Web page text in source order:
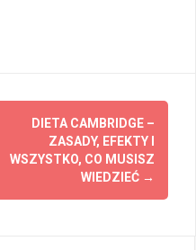
DIETA CAMBRIDGE –
ZASADY, EFEKTY I
WSZYSTKO, CO MUSISZ
WIEDZIEĆ →